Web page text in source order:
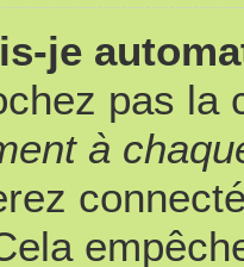
je
pas la
à